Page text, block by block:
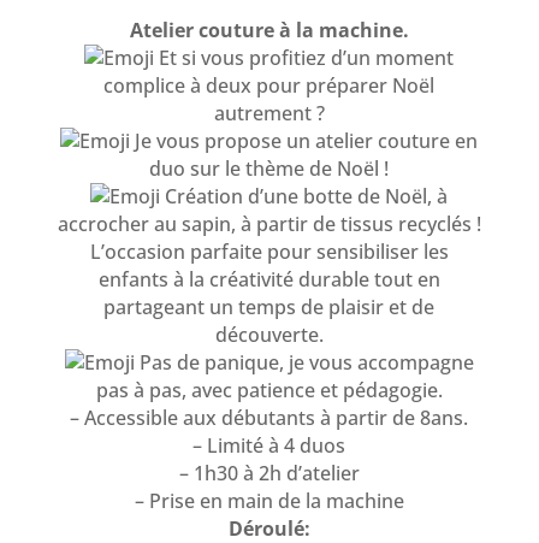
Atelier couture à la machine.
Et si vous profitiez d’un moment
complice à deux pour préparer Noël
autrement ?
Je vous propose un atelier couture en
duo sur le thème de Noël !
Création d’une botte de Noël, à
accrocher au sapin, à partir de tissus recyclés !
L’occasion parfaite pour sensibiliser les
enfants à la créativité durable tout en
partageant un temps de plaisir et de
découverte.
Pas de panique, je vous accompagne
pas à pas, avec patience et pédagogie.
– Accessible aux débutants à partir de 8ans.
– Limité à 4 duos
– 1h30 à 2h d’atelier
– Prise en main de la machine
Déroulé: